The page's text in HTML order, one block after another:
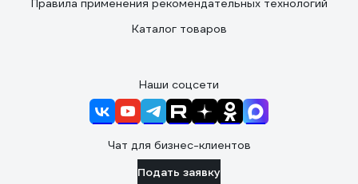
Правила применения рекомендательных технологий
Каталог товаров
Наши соцсети
Чат для бизнес-клиентов
Подать заявку